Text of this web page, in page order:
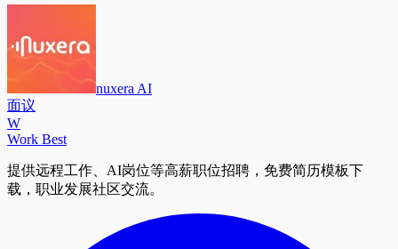
nuxera AI
面议
W
Work Best
提供远程工作、AI岗位等高薪职位招聘，免费简历模板下
载，职业发展社区交流。